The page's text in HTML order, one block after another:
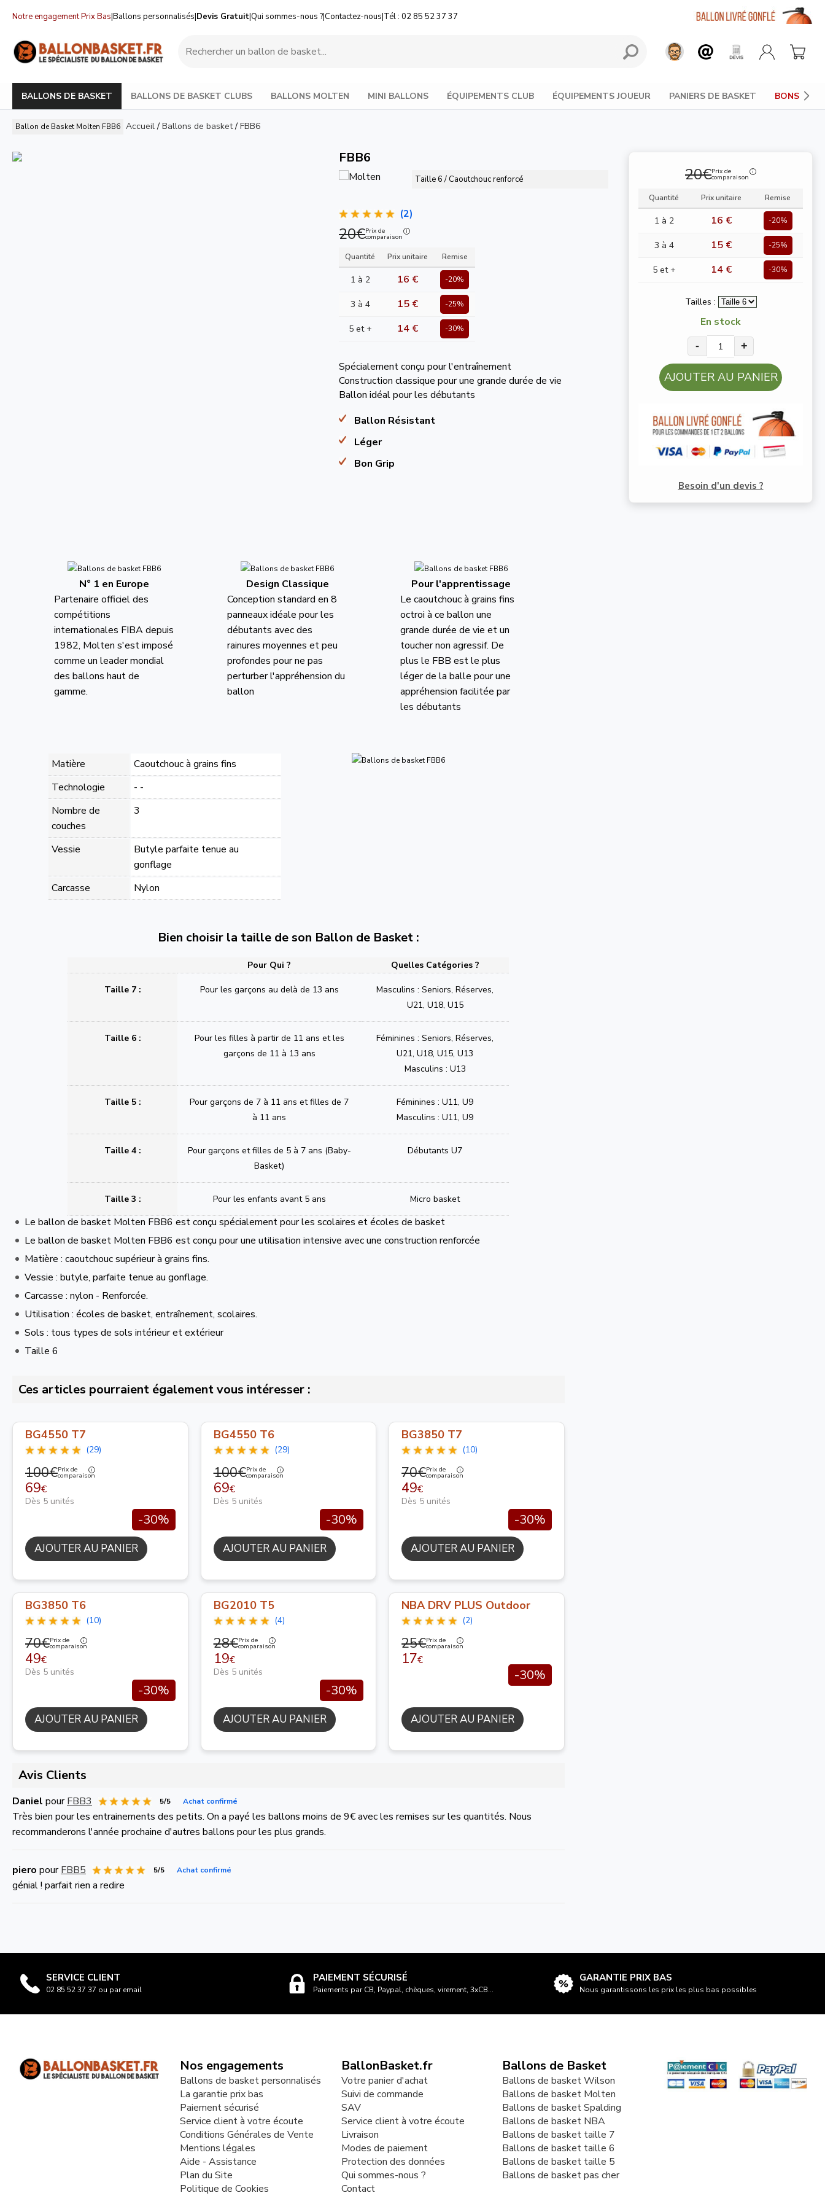
Notre engagement Prix Bas|Ballons personnalisés|Devis Gratuit|Qui sommes-nous ?|Contactez-nous|Tél : 02 85 52 37 37
BALLONS DE BASKET BALLONS DE BASKET CLUBS BALLONS MOLTEN MINI BALLONS ÉQUIPEMENTS CLUB ÉQUIPEMENTS JOUEUR PANIERS DE BASKET BONS
Ballon de Basket Molten FBB6 Accueil / Ballons de basket/ FBB6
20€Prix de
comparaison
Quantité Prix unitaire Remise
1 à 2 16 € -20%
3 à 4 15 € -25%
5 et + 14 € -30%
Tailles :
En stock
- +
AJOUTER AU PANIER
Besoin d'un devis ?
FBB6
Taille 6 / Caoutchouc renforcé
(2)
20€Prix de
comparaison
Quantité Prix unitaire Remise
1 à 2 16 € -20%
3 à 4 15 € -25%
5 et + 14 € -30%
Spécialement conçu pour l'entraînement
Construction classique pour une grande durée de vie
Ballon idéal pour les débutants
Ballon Résistant
Léger
Bon Grip
N° 1 en Europe
Partenaire officiel des
compétitions
internationales FIBA depuis
1982, Molten s'est imposé
comme un leader mondial
des ballons haut de
gamme.
Design Classique
Conception standard en 8
panneaux idéale pour les
débutants avec des
rainures moyennes et peu
profondes pour ne pas
perturber l'appréhension du
ballon
Pour l'apprentissage
Le caoutchouc à grains fins
octroi à ce ballon une
grande durée de vie et un
toucher non agressif. De
plus le FBB est le plus
léger de la balle pour une
appréhension facilitée par
les débutants
Matière
Caoutchouc à grains fins
Technologie
- -
Nombre de
couches
3
Vessie
Butyle parfaite tenue au
gonflage
Carcasse
Nylon
Bien choisir la taille de son Ballon de Basket :
Pour Qui ? Quelles Catégories ?
Taille 7 : Pour les garçons au delà de 13 ans
Masculins : Seniors, Réserves,
U21, U18, U15
Taille 6 :
Pour les filles à partir de 11 ans et les
garçons de 11 à 13 ans
Féminines : Seniors, Réserves,
U21, U18, U15, U13
Masculins : U13
Taille 5 :
Pour garçons de 7 à 11 ans et filles de 7
à 11 ans
Féminines : U11, U9
Masculins : U11, U9
Taille 4 :
Pour garçons et filles de 5 à 7 ans (Baby-
Basket)
Débutants U7
Taille 3 : Pour les enfants avant 5 ans Micro basket
Le ballon de basket Molten FBB6 est conçu spécialement pour les scolaires et écoles de basket
Le ballon de basket Molten FBB6 est conçu pour une utilisation intensive avec une construction renforcée
Matière : caoutchouc supérieur à grains fins.
Vessie : butyle, parfaite tenue au gonflage.
Carcasse : nylon - Renforcée.
Utilisation : écoles de basket, entraînement, scolaires.
Sols : tous types de sols intérieur et extérieur
Taille 6
Ces articles pourraient également vous intéresser :
BG4550 T7
(29)
100€Prix de
comparaison
69€
Dès 5 unités
-30%
AJOUTER AU PANIER
BG4550 T6
(29)
100€Prix de
comparaison
69€
Dès 5 unités
-30%
AJOUTER AU PANIER
BG3850 T7
(10)
70€Prix de
comparaison
49€
Dès 5 unités
-30%
AJOUTER AU PANIER
BG3850 T6
(10)
70€Prix de
comparaison
49€
Dès 5 unités
-30%
AJOUTER AU PANIER
BG2010 T5
(4)
28€Prix de
comparaison
19€
Dès 5 unités
-30%
AJOUTER AU PANIER
NBA DRV PLUS Outdoor
(2)
25€Prix de
comparaison
17€
-30%
AJOUTER AU PANIER
Avis Clients
Daniel pourFBB3 5/5 Achat confirmé
Très bien pour les entrainements des petits. On a payé les ballons moins de 9€ avec les remises sur les quantités. Nous
recommanderons l'année prochaine d'autres ballons pour les plus grands.
piero pourFBB5 5/5 Achat confirmé
génial ! parfait rien a redire
SERVICE CLIENT
02 85 52 37 37 ou par email
PAIEMENT SÉCURISÉ
Paiements par CB, Paypal, chèques, virement, 3xCB...
GARANTIE PRIX BAS
Nous garantissons les prix les plus bas possibles
Nos engagements
Ballons de basket personnalisés
La garantie prix bas
Paiement sécurisé
Service client à votre écoute
Conditions Générales de Vente
Mentions légales
Aide - Assistance
Plan du Site
Politique de Cookies
BallonBasket.fr
Votre panier d'achat
Suivi de commande
SAV
Service client à votre écoute
Livraison
Modes de paiement
Protection des données
Qui sommes-nous ?
Contact
Ballons de Basket
Ballons de basket Wilson
Ballons de basket Molten
Ballons de basket Spalding
Ballons de basket NBA
Ballons de basket taille 7
Ballons de basket taille 6
Ballons de basket taille 5
Ballons de basket pas cher